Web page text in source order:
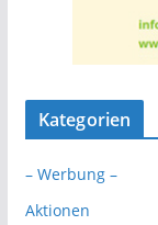
Kategorien
– Werbung –
Aktionen